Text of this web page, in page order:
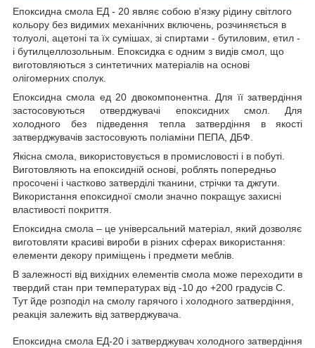
Епоксидна смола ЕД - 20 являє собою в'язку рідину світлого
кольору без видимих механічних включень, розчиняється в
толуолі, ацетоні та їх сумішах, зі спиртами - бутиловим, етил -
і бутилцеллозольным. Епоксидка є одним з видів смол, що
виготовляються з синтетичних матеріалів на основі
олігомерних сполук.
Епоксидна смола ед 20 двокомпонентна. Для її затвердіння
застосовуються отверджувачі епоксидних смол. Для
холодного без підведення тепла затвердіння в якості
затверджувачів застосовують поліаміни ПЕПА, ДБФ.
Якісна смола, використовується в промисловості і в побуті.
Виготовляють на епоксидній основі, роблять попередньо
просочені і частково затверділі тканини, стрічки та джгути.
Використання епоксидної смоли значно покращує захисні
властивості покриття.
Епоксидна смола – це універсальний матеріал, який дозволяє
виготовляти красиві вироби в різних сферах використання:
елементи декору приміщень і предмети меблів.
В залежності від вихідних елементів смола може переходити в
твердий стан при температурах від -10 до +200 градусів С.
Тут йде розподіл на смолу гарячого і холодного затвердіння,
реакція залежить від затверджувача.
Епоксидна смола ЕД-20 і затверджувач холодного затвердіння